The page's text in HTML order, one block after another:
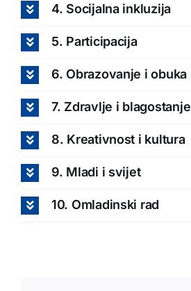
4. Socijalna inkluzija
5. Participacija
6. Obrazovanje i obuka
7. Zdravlje i blagostanje
8. Kreativnost i kultura
9. Mladi i svijet
10. Omladinski rad